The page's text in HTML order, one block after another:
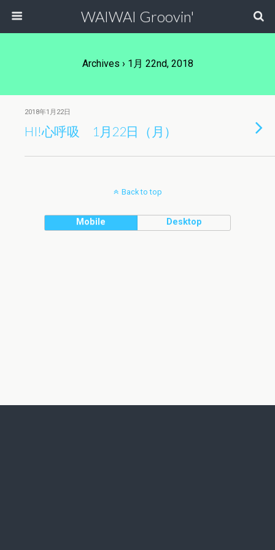
WAIWAI Groovin'
Archives › 1月 22nd, 2018
2018年1月22日
HI!心呼吸 1月22日（月）
Back to top
Mobile Desktop